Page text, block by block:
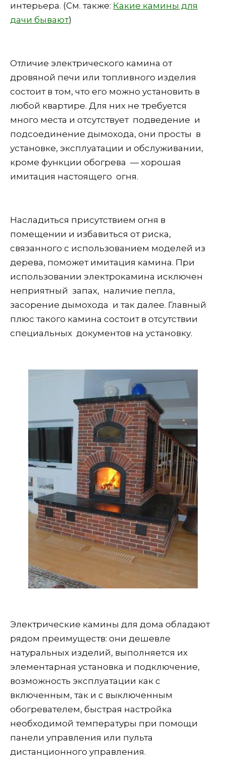
интерьера. (См. также: Какие камины для
дачи бывают)
Отличие электрического камина от
дровяной печи или топливного изделия
состоит в том, что его можно установить в
любой квартире. Для них не требуется
много места и отсутствует подведение и
подсоединение дымохода, они просты в
установке, эксплуатации и обслуживании,
кроме функции обогрева — хорошая
имитация настоящего огня.
Насладиться присутствием огня в
помещении и избавиться от риска,
связанного с использованием моделей из
дерева, поможет имитация камина. При
использовании электрокамина исключен
неприятный запах, наличие пепла,
засорение дымохода и так далее. Главный
плюс такого камина состоит в отсутствии
специальных документов на установку.
Электрические камины для дома обладают
рядом преимуществ: они дешевле
натуральных изделий, выполняется их
элементарная установка и подключение,
возможность эксплуатации как с
включенным, так и с выключенным
обогревателем, быстрая настройка
необходимой температуры при помощи
панели управления или пульта
дистанционного управления.